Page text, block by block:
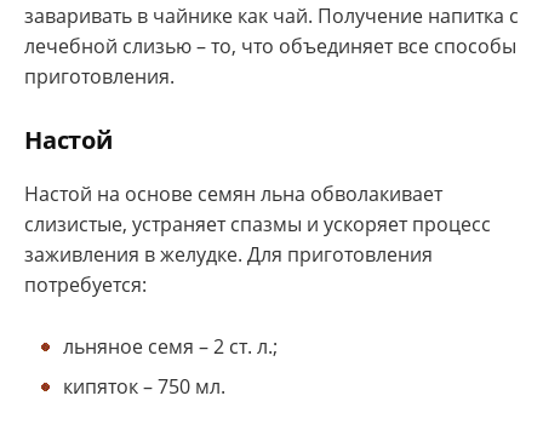
заваривать в чайнике как чай. Получение напитка с
лечебной слизью – то, что объединяет все способы
приготовления.
Настой
Настой на основе семян льна обволакивает
слизистые, устраняет спазмы и ускоряет процесс
заживления в желудке. Для приготовления
потребуется:
льняное семя – 2 ст. л.;
кипяток – 750 мл.